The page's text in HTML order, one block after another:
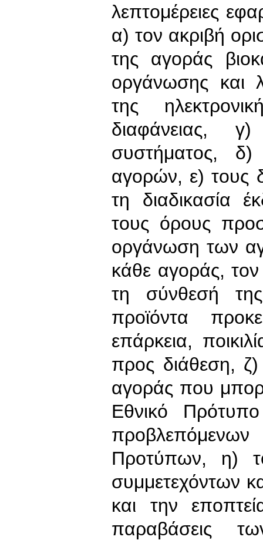
λεπτομέρειες
α) τον ακριβή
της αγοράς
οργάνωσης και
της
διαφάνειας, γ)
συστήματος, δ)
αγορών, ε) τους
τη διαδικασία
τους όρους
οργάνωση των
κάθε αγοράς,
τη σύνθεσή
προϊόντα
επάρκεια,
προς διάθεση, ζ)
αγοράς που
Εθνικό
Προτύπων, η)
συμμετεχόντων
και την
παραβάσεις